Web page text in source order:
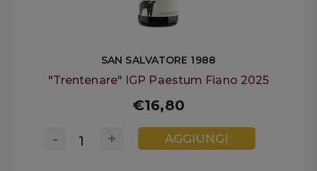
SAN SALVATORE 1988
"Trentenare" IGP Paestum Fiano 2025
€16,80
+
- AGGIUNGI